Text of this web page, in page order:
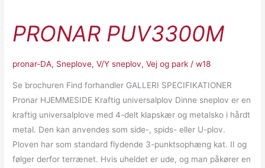
PRONAR PUV3300M
pronar-DA, Sneplove,V/Y sneplov,Vej og park /w18
Se brochuren Find forhandler GALLERI SPECIFIKATIONER
Pronar HJEMMESIDE Kraftig universalplov Dinne sneplov er en
kraftig universalplove med 4-delt klapskær og metalsko i hårdt
metal. Den kan anvendes som side-, spids- eller U-plov.
Ploven har som standard flydende 3-punktsophæng kat. II og
følger derfor terrænet. Hvis uheldet er ude, og man påkører en